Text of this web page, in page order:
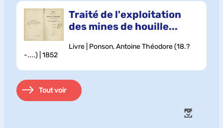
Traité de l'exploitation
des mines de houille...
Livre | Ponson, Antoine Théodore (18.?
-....) | 1852
Tout voir